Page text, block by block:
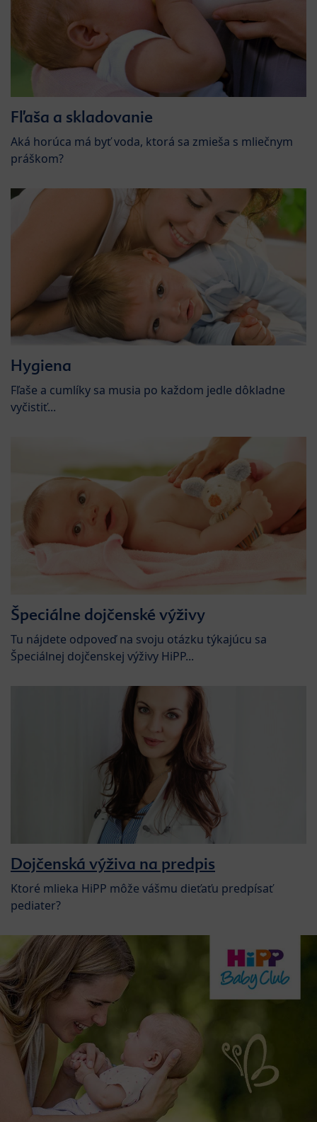
Fľaša a skladovanie
Aká horúca má byť voda, ktorá sa zmieša s mliečnym
práškom?
Hygiena
Fľaše a cumlíky sa musia po každom jedle dôkladne
vyčistiť...
Špeciálne dojčenské výživy
Tu nájdete odpoveď na svoju otázku týkajúcu sa
Špeciálnej dojčenskej výživy HiPP...
Dojčenská výživa na predpis
Ktoré mlieka HiPP môže vášmu dieťaťu predpísať
pediater?